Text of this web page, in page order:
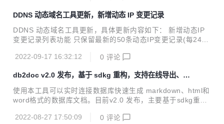
DDNS 动态域名工具更新，新增动态 IP 变更记录
DDNS 动态域名工具更新，具体更新内容如下： 新增动态IP
变更记录列表功能 只保留最新的50条动态IP变更记录(每24小
2022-09-17 16:32:12
0 评论
db2doc v2.0 发布，基于 sdkg 重构，支持在线导出、浏
览和下载数据库文档
使用本工具可以实时连接数据库快速生成 markdown、html和
word格式的数据库文档。目前v2.0 发布，主要基于sdkg重
构，增加页面和数据库（h2）支撑 支持维护多条数据库连接
2022-08-27 17:50:09 0 评论